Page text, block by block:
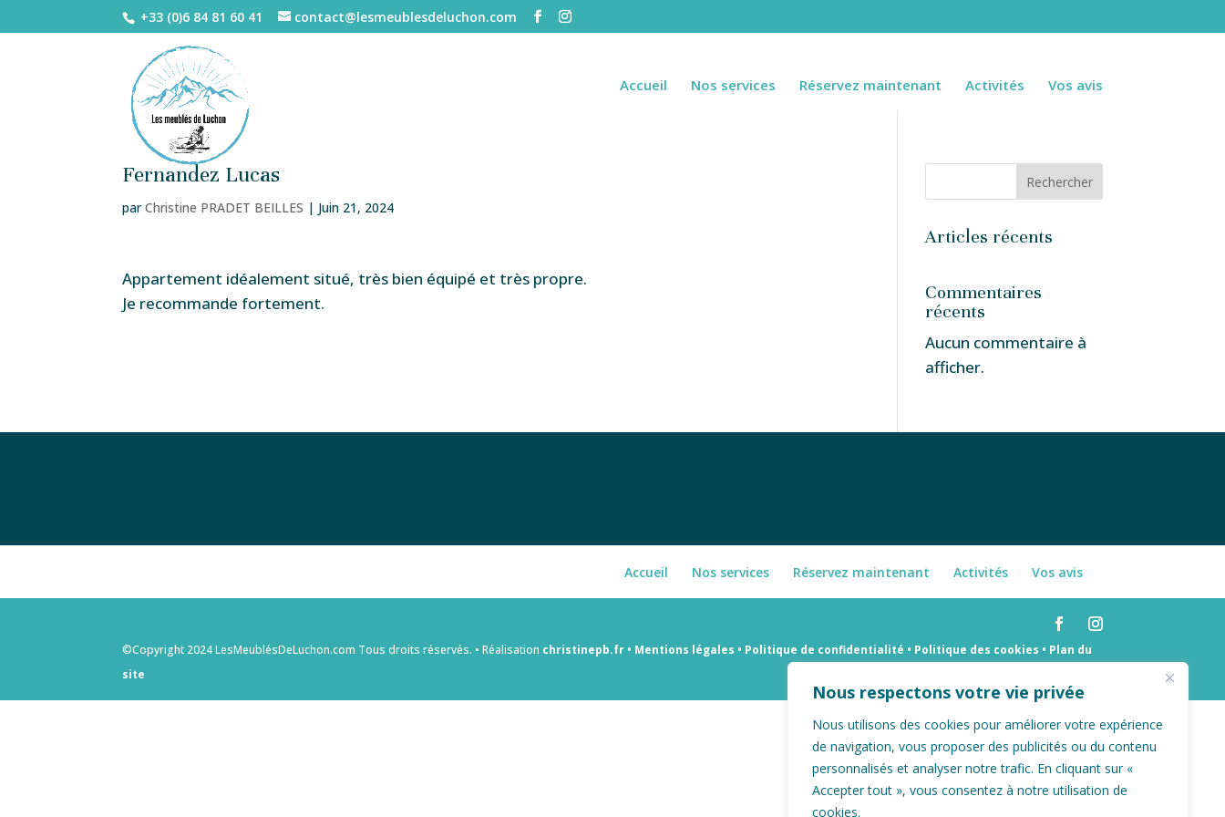
Nous respectons votre vie privée
Nous utilisons des cookies pour améliorer votre expérience
de navigation, vous proposer des publicités ou du contenu
personnalisés et analyser notre trafic. En cliquant sur «
Accepter tout », vous consentez à notre utilisation de
cookies.
+33 (0)6 84 81 60 41 contact@lesmeublesdeluchon.com
Accueil Nos services Réservez maintenant Activités Vos avis
Fernandez Lucas
parChristine PRADET BEILLES | Juin 21, 2024
Appartement idéalement situé, très bien équipé et très propre.
Je recommande fortement.
Rechercher
Articles récents
Commentaires
récents
Aucun commentaire à
afficher.
Accueil Nos services Réservez maintenant Activités Vos avis
©Copyright 2024 LesMeublésDeLuchon.com Tous droits réservés. • Réalisation christinepb.fr • Mentions légales • Politique de confidentialité • Politique des cookies • Plan du
site